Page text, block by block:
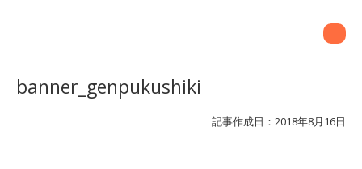
banner_genpukushiki
記事作成日：2018年8月16日